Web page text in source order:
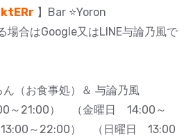
】Bar ⭐️Yoron
合はGoogle又はLINE与論乃風で
（お食事処）＆ 与論乃風
～21:00） （金曜日 14:00～
～22:00） （日曜日 13:00